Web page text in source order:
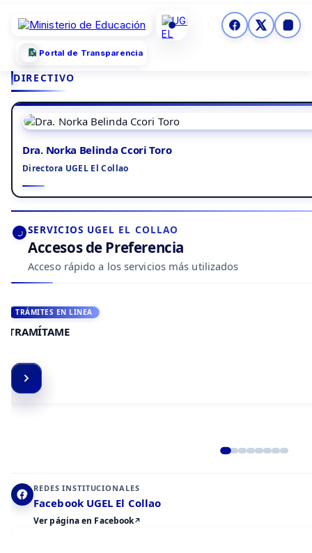
Portal de Transparencia
DIRECTIVO
Dra. Norka Belinda Ccori Toro
Directora UGEL El Collao
SERVICIOS UGEL EL COLLAO
Accesos de Preferencia
Acceso rápido a los servicios más utilizados
ACCEDE A AULA VIRTUAL
CAMPUS VIRTUAL
REDES INSTITUCIONALES
Facebook UGEL El Collao
Ver página en Facebook